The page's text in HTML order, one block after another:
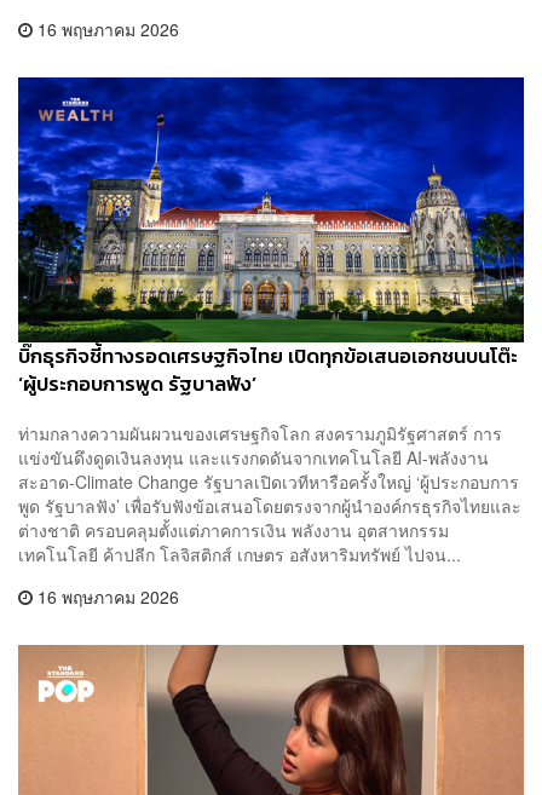
16 พฤษภาคม 2026
บิ๊กธุรกิจชี้ทางรอดเศรษฐกิจไทย เปิดทุกข้อเสนอเอกชนบนโต๊ะ
‘ผู้ประกอบการพูด รัฐบาลฟัง’
ท่ามกลางความผันผวนของเศรษฐกิจโลก สงครามภูมิรัฐศาสตร์ การ
แข่งขันดึงดูดเงินลงทุน และแรงกดดันจากเทคโนโลยี AI-พลังงาน
สะอาด-Climate Change รัฐบาลเปิดเวทีหารือครั้งใหญ่ ‘ผู้ประกอบการ
พูด รัฐบาลฟัง’ เพื่อรับฟังข้อเสนอโดยตรงจากผู้นำองค์กรธุรกิจไทยและ
ต่างชาติ ครอบคลุมตั้งแต่ภาคการเงิน พลังงาน อุตสาหกรรม
เทคโนโลยี ค้าปลีก โลจิสติกส์ เกษตร อสังหาริมทรัพย์ ไปจน...
16 พฤษภาคม 2026